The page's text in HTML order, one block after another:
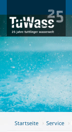
Startseite Service